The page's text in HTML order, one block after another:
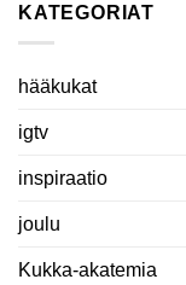
KATEGORIAT
hääkukat
igtv
inspiraatio
joulu
Kukka-akatemia